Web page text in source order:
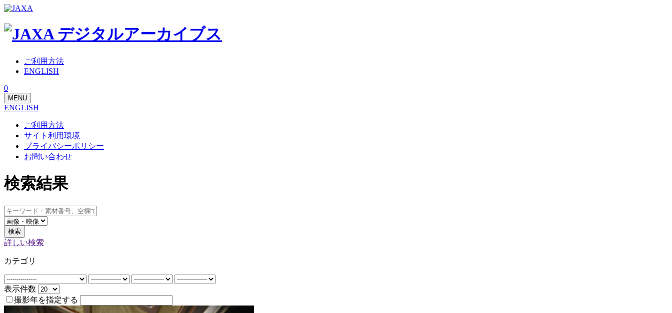
ご利用方法
ENGLISH
0
MENU
ENGLISH
ご利用方法
サイト利用環境
プライバシーポリシー
お問い合わせ
検索結果
検索
詳しい検索
カテゴリ
表示件数
撮影年を指定する